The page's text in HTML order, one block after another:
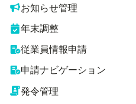
お知らせ管理
年末調整
従業員情報申請
申請ナビゲーション
発令管理